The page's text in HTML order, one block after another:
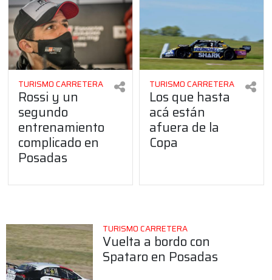
TURISMO CARRETERA
Rossi y un
segundo
entrenamiento
complicado en
Posadas
TURISMO CARRETERA
Los que hasta
acá están
afuera de la
Copa
TURISMO CARRETERA
Vuelta a bordo con
Spataro en Posadas